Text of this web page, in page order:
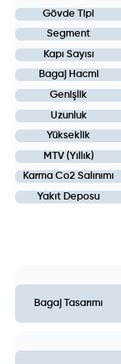
Gövde Tipi
Segment
Kapı Sayısı
Bagaj Hacmi
Genişlik
Uzunluk
Yükseklik
MTV (Yıllık)
Karma Co2 Salınımı
Yakıt Deposu
Bagaj Tasarımı